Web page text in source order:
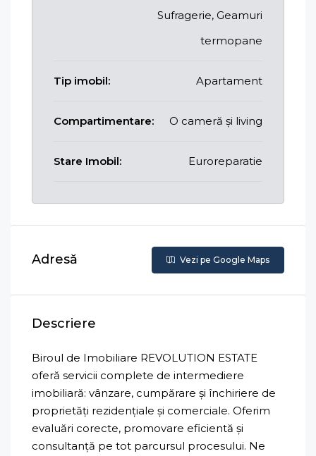
Sufragerie, Geamuri
termopane
Tip imobil: Apartament
Compartimentare: O cameră și living
Stare Imobil: Euroreparatie
Adresă Vezi pe Google Maps
Descriere
Biroul de Imobiliare REVOLUTION ESTATE
oferă servicii complete de intermediere
imobiliară: vânzare, cumpărare și închiriere de
proprietăți rezidențiale și comerciale. Oferim
evaluări corecte, promovare eficientă și
consultanță pe tot parcursul procesului. Ne